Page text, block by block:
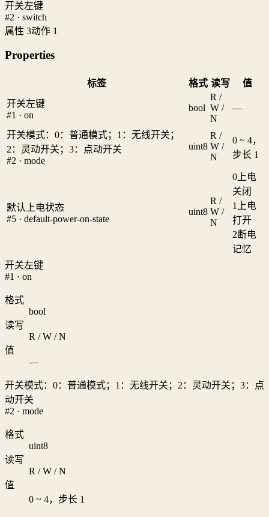
开关左键
#2 · switch
属性 3动作 1
Properties
标签 格式 读写
值
开关左键
#1 · on
bool
R /
W /
N
—
开关模式：0：普通模式；1：无线开关；
2：灵动开关；3：点动开关
#2 · mode
uint8
R /
W /
N
0 ~ 4，
步长 1
默认上电状态
#5 · default-power-on-state
uint8
R /
W /
N
0 上电
关闭
1
上电
打开
2断电
记忆
开关左键
#1 · on
格式
bool
读写
R / W / N
值
—
开关模式：0：普通模式；1：无线开关；2：灵动开关；3：点
动开关
#2 · mode
格式
uint8
读写
R / W / N
值
0 ~ 4，步长 1